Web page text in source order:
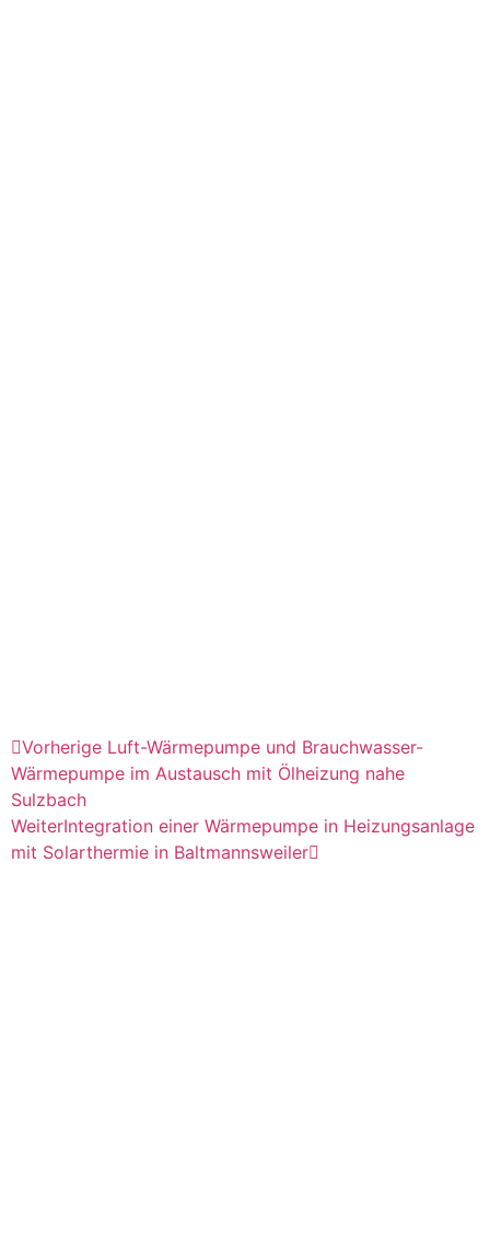
Vorherige Luft-Wärmepumpe und Brauchwasser-
Wärmepumpe im Austausch mit Ölheizung nahe
Sulzbach
WeiterIntegration einer Wärmepumpe in Heizungsanlage
mit Solarthermie in Baltmannsweiler